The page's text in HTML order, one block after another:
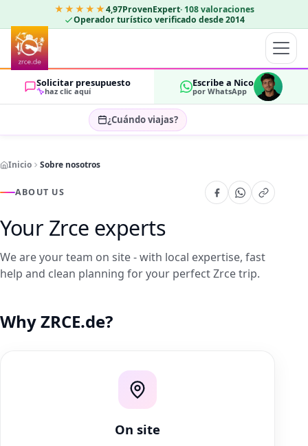
★★★★★4,97ProvenExpert· 108 valoraciones
Operador turístico verificado desde 2014
Solicitar presupuesto
haz clic aquí
Escribe a Nico
por WhatsApp
¿Cuándo viajas?
HUÉSPEDES
OK
Inicio Sobre nosotros
ABOUT US
Your Zrce experts
We are your team on site - with local expertise, fast
help and clean planning for your perfect Zrce trip.
Why ZRCE.de?
On site